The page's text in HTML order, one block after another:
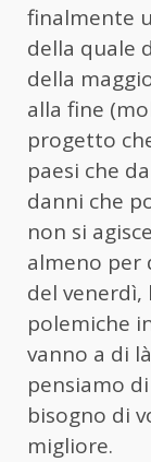
finalmente
della quale
della
alla fine
progetto
paesi che
danni che
non si
almeno per
del venerdì,
polemiche
vanno a di
pensiamo
bisogno di
migliore.